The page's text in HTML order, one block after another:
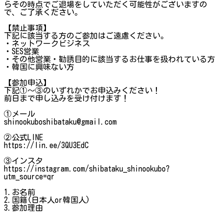
らその時点でご退場をしていただく可能性がございますの
で、ご了承ください。
【禁止事項】
下記に該当する方のご参加はご遠慮ください。
・ネットワークビジネス
・SES営業
・その他営業・勧誘目的に該当するお仕事を扱われている方
・韓国に興味ない方
【参加申込】
下記①～③のいずれかでお申込みください！
前日まで申し込みを受け付けます！
①メール
shinookuboshibataku@gmail.com
②公式LINE
https://lin.ee/3QU3EdC
③インスタ
https://instagram.com/shibataku_shinookubo?
utm_source=qr
1.お名前
2.国籍(日本人or韓国人)
3.参加理由